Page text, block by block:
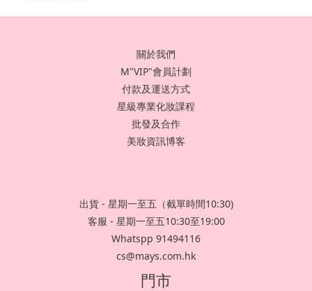
關於我們
M"VIP"會員計劃
付款及運送方式
星級專業化妝課程
批發及合作
美妝資訊博客
出貨 - 星期一至五（截單時間10:30)
客服 - 星期一至五10:30至19:00
Whatspp 91494116
cs@mays.com.hk
門市